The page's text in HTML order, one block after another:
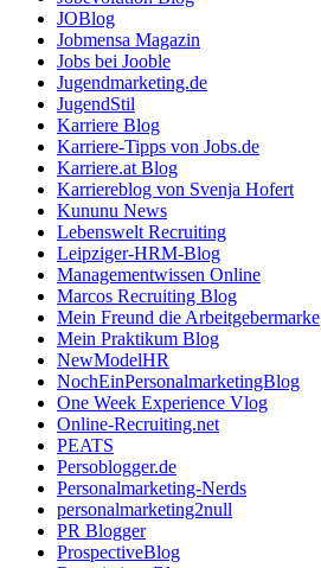
JOBlog
Jobmensa Magazin
Jobs bei Jooble
Jugendmarketing.de
JugendStil
Karriere Blog
Karriere-Tipps von Jobs.de
Karriere.at Blog
Karriereblog von Svenja Hofert
Kununu News
Lebenswelt Recruiting
Leipziger-HRM-Blog
Managementwissen Online
Marcos Recruiting Blog
Mein Freund die Arbeitgebermarke
Mein Praktikum Blog
NewModelHR
NochEinPersonalmarketingBlog
One Week Experience Vlog
Online-Recruiting.net
PEATS
Persoblogger.de
Personalmarketing-Nerds
personalmarketing2null
PR Blogger
ProspectiveBlog